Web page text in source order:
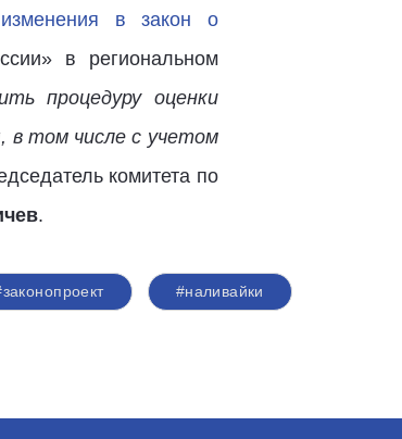
в закон о
в региональном
процедуру оценки
в том числе с учетом
комитета по
.
#наливайки